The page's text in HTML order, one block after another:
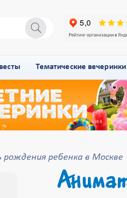
Тематические вечеринки
ребенка в Москве